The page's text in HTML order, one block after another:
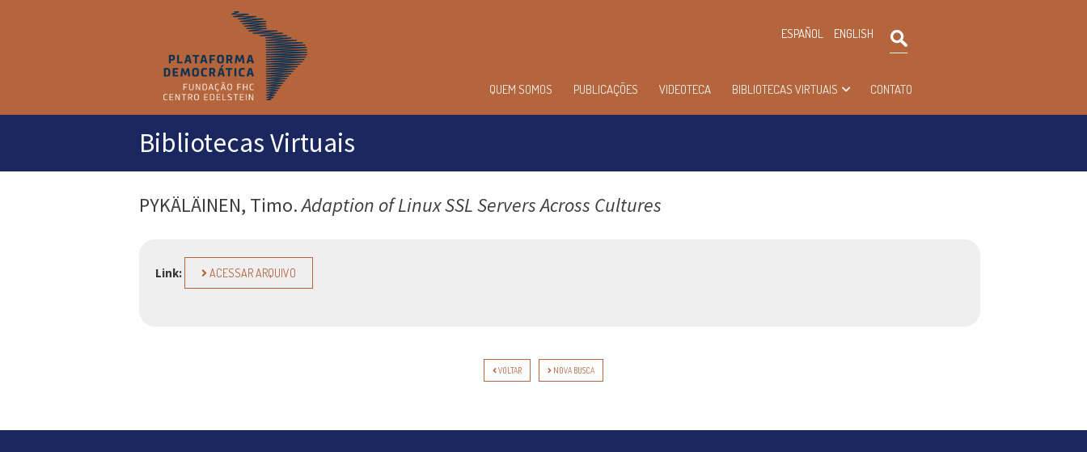
ESPAÑOL ENGLISH
QUEM SOMOS PUBLICAÇÕES VIDEOTECA BIBLIOTECAS VIRTUAIS CONTATO
Bibliotecas Virtuais
PYKÄLÄINEN, Timo.Adaption of Linux SSL Servers Across Cultures
Link: ACESSAR ARQUIVO
VOLTAR NOVA BUSCA